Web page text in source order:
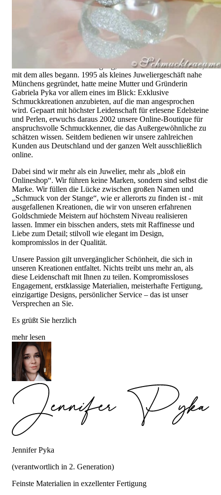
Hochwertiger Schmuck ist vor allem eine Frage des
Vertrauens. Zugleich sollte er so einzigartig sein wie die Frau,
die ihn trägt. Schmuck „von der Stange“ werden Sie daher bei
uns ebenso wenig finden wie Hotlines mit langen
Hochwertiger Schmuck ist mehr als „nur ein Accessoire“ - das
ist nicht nur unsere Überzeugung, sondern auch der Gedanke,
mit dem alles begann. 1995 als kleines Juweliergeschäft nahe
Münchens gegründet, hatte meine Mutter und Gründerin
Gabriela Pyka vor allem eines im Blick: Exklusive
Schmuckkreationen anzubieten, auf die man angesprochen
wird. Gepaart mit höchster Leidenschaft für erlesene Edelsteine
und Perlen, erwuchs daraus 2002 unsere Online-Boutique für
anspruchsvolle Schmuckkenner, die das Außergewöhnliche zu
schätzen wissen. Seitdem bedienen wir unsere zahlreichen
Kunden aus Deutschland und der ganzen Welt ausschließlich
online.
Dabei sind wir mehr als ein Juwelier, mehr als „bloß ein
Onlineshop“. Wir führen keine Marken, sondern sind selbst die
Marke. Wir füllen die Lücke zwischen großen Namen und
„Schmuck von der Stange“, wie er allerorts zu finden ist - mit
ausgefallenen Kreationen, die wir von unseren erfahrenen
Goldschmiede Meistern auf höchstem Niveau realisieren
lassen. Immer ein bisschen anders, stets mit Raffinesse und
Liebe zum Detail; stilvoll wie elegant im Design,
kompromisslos in der Qualität.
Unsere Passion gilt unvergänglicher Schönheit, die sich in
unseren Kreationen entfaltet. Nichts treibt uns mehr an, als
diese Leidenschaft mit Ihnen zu teilen. Kompromissloses
Engagement, erstklassige Materialien, meisterhafte Fertigung,
einzigartige Designs, persönlicher Service – das ist unser
Versprechen an Sie.
Es grüßt Sie herzlich
mehr lesen
Jennifer Pyka
(verantwortlich in 2. Generation)
Feinste Materialien in exzellenter Fertigung